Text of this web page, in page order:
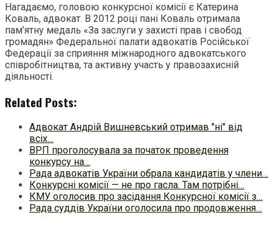
Нагадаємо, головою конкурсної комісії є Катерина
Коваль, адвокат. В 2012 році пані Коваль отримала
пам’ятну медаль «За заслуги у захисті прав і свобод
громадян» Федеральної палати адвокатів Російської
Федерації за сприяння міжнародного адвокатського
співробітництва, та активну участь у правозахисній
діяльності.
Related Posts:
Адвокат Андрій Вишневський отримав "ні" від
всіх…
ВРП проголосувала за початок проведення
конкурсу на…
Рада адвокатів України обрала кандидатів у члени…
Конкурсні комісії — не про гасла. Там потрібні…
КМУ оголосив про засідання Конкурсної комісії з…
Рада суддів України оголосила про продовження…